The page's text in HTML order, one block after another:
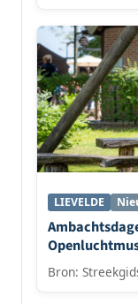
LIEVELDE
Bron: